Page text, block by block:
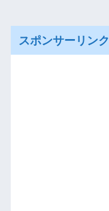
スポンサーリンク